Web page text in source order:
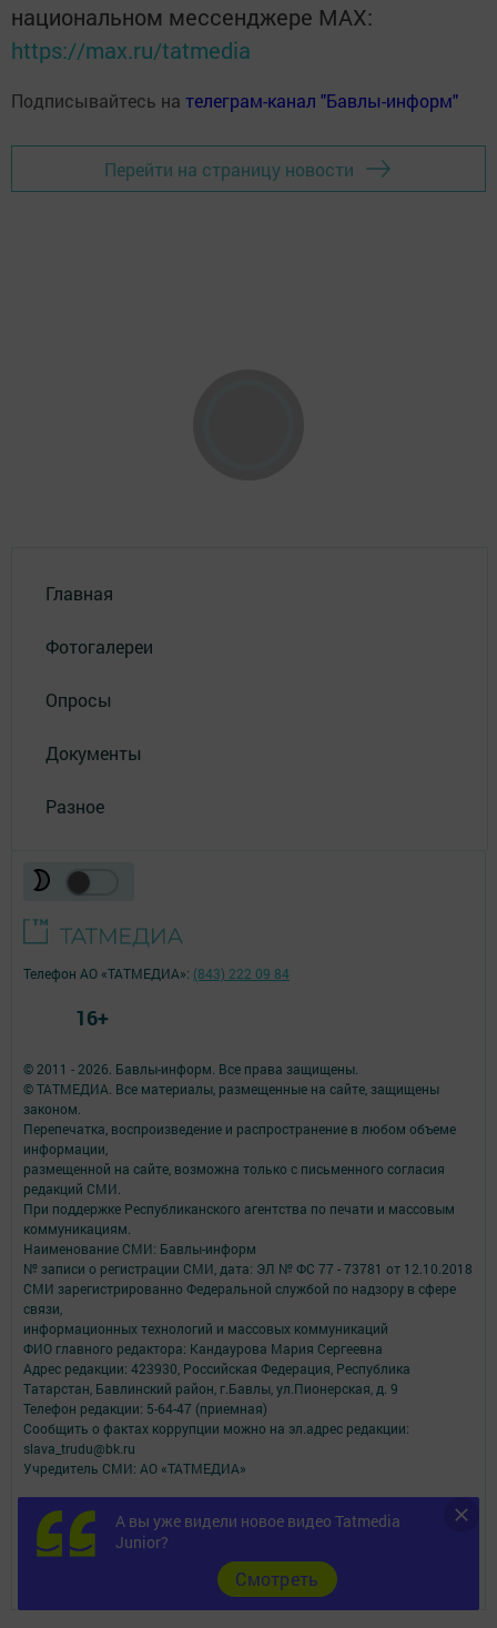
национальном мессенджере MАХ:
https://max.ru/tatmedia
Подписывайтесь на телеграм-канал "Бавлы-информ"
Перейти на страницу новости
Главная
Фотогалереи
Опросы
Документы
Разное
А вы уже видели новое видео Tatmedia
Junior?
Cмотреть
© 2011 - 2026. Бавлы-информ. Все права защищены.
© ТАТМЕДИА. Все материалы, размещенные на сайте, защищены
законом.
Перепечатка, воспроизведение и распространение в любом объеме
информации,
размещенной на сайте, возможна только с письменного согласия
редакций СМИ.
При поддержке Республиканского агентства по печати и массовым
коммуникациям.
Наименование СМИ: Бавлы-информ
№ записи о регистрации СМИ, дата: ЭЛ № ФС 77 - 73781 от 12.10.2018
СМИ зарегистрированно Федеральной службой по надзору в сфере
связи,
информационных технологий и массовых коммуникаций
ФИО главного редактора: Кандаурова Мария Сергеевна
Адрес редакции: 423930, Российская Федерация, Республика
Татарстан, Бавлинский район, г.Бавлы, ул.Пионерская, д. 9
Телефон редакции: 5-64-47 (приемная)
Сообщить о фактах коррупции можно на эл.адрес редакции:
slava_trudu@bk.ru
Учредитель СМИ: АО «ТАТМЕДИА»
Антикоррупционная политика
АО «ТАТМЕДИА» использует «cookie»для персонализации сервисов и
удобства пользователей сайтом.
Использование «cookie» можно отменить в настройках браузера.
Политика конфиденциальности
Телефон АО «ТАТМЕДИА»: (843) 222 09 84
16+